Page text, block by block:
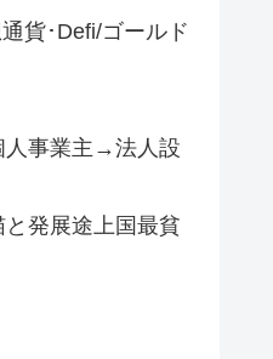
貨･Defi/ゴールド
人事業主→法人設
と発展途上国最貧